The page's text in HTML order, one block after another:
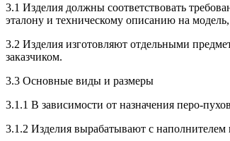
3.1 Изделия должны соответствовать
эталону и техническому описанию на
3.2 Изделия изготовляют отдельными
заказчиком.
3.3 Основные виды и размеры
3.1.1 В зависимости от назначения перо-
3.1.2 Изделия вырабатывают с